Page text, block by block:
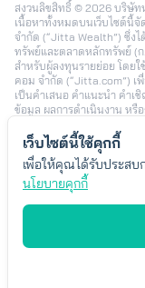
สงวนลิขสิทธิ์ © 2026 บริษัท
เนื้อหาทั้งหมดบนเว็บไซต์นี้
จำกัด (“Jitta Wealth”) ซึ่ง
ทรัพย์และตลาดหลักทรัพย์ (
สำหรับผู้ลงทุนรายย่อย โดย
คอม จำกัด (“Jitta.com”)
เป็นคำเสนอ คำแนะนำ คำเ
ข้อมูล ผลการดำเนินงาน หรื
สามารถใช้เป็นหลักประกัน
สูญเสียเงินลงทุนบางส่วนห
กรณีลงทุนในต่างประเทศ
ปัจจัย เช่น ระยะเวลาและช่
พฤติกรรมการเพิ่มหรือลดเงิ
หรือประสบการณ์การลงทุน
เผยแพร่ เพื่อประกอบการพิ
Jitta Wealth ไม่มีเจตนาแ
ได้ และค่าธรรมเนียมที่เกี่ย
เครื่องหมายการค้าของบริ
เว็บไซต์นี้ใช้คุกกี้
เพื่อให้คุณได้รับประสบ
นโยบายคุกกี้